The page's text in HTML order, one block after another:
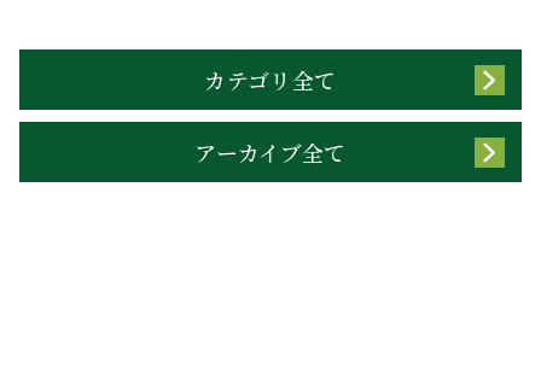
カテゴリ全て
アーカイブ全て